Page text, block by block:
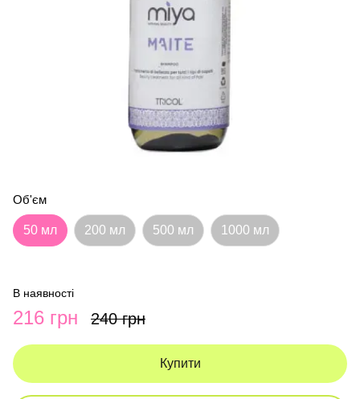
Об'єм
50 мл 200 мл 500 мл 1000 мл
В наявності
216 грн 240 грн
Купити